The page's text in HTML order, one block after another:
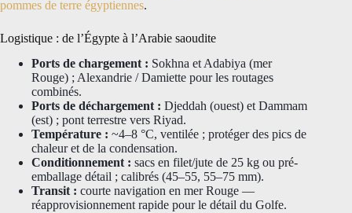
pommes de terre égyptiennes.
Logistique : de l’Égypte à l’Arabie saoudite
Ports de chargement : Sokhna et Adabiya (mer
Rouge) ; Alexandrie / Damiette pour les routages
combinés.
Ports de déchargement : Djeddah (ouest) et Dammam
(est) ; pont terrestre vers Riyad.
Température : ~4–8 °C, ventilée ; protéger des pics de
chaleur et de la condensation.
Conditionnement : sacs en filet/jute de 25 kg ou pré-
emballage détail ; calibrés (45–55, 55–75 mm).
Transit : courte navigation en mer Rouge —
réapprovisionnement rapide pour le détail du Golfe.